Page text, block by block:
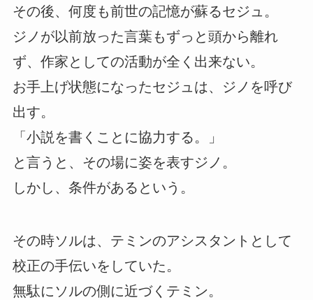
その後、何度も前世の記憶が蘇るセジュ。
ジノが以前放った言葉もずっと頭から離れ
ず、作家としての活動が全く出来ない。
お手上げ状態になったセジュは、ジノを呼び
出す。
「小説を書くことに協力する。」
と言うと、その場に姿を表すジノ。
しかし、条件があるという。
その時ソルは、テミンのアシスタントとして
校正の手伝いをしていた。
無駄にソルの側に近づくテミン。